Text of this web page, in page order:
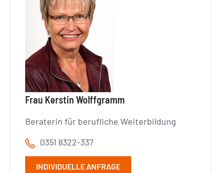
Frau Kerstin Wolffgramm
Beraterin für berufliche Weiterbildung
0351 8322-337
INDIVIDUELLE ANFRAGE